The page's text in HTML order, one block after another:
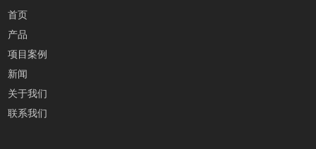
首页
产品
项目案例
新闻
关于我们
联系我们